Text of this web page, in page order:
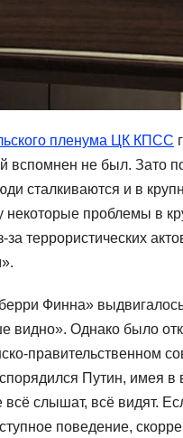
пленума ЦК КПСС
вспомнен не был. Зато
сталкиваются и в
некоторые проблемы в
за террористических
Финна»
видно». Однако было
правительственном
Путин, имея в
слышат, всё видят.
поведение,